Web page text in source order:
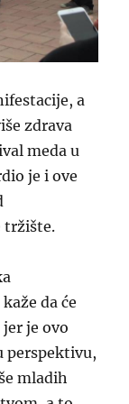
a
zdrava
meda u
je i ove
tržište.
da će
je ovo
perspektivu,
mladih